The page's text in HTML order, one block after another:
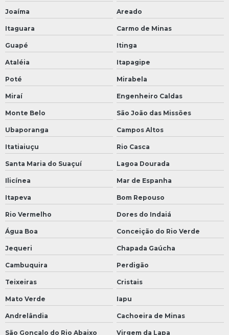
Joaíma Areado
Itaguara Carmo de Minas
Guapé Itinga
Ataléia Itapagipe
Poté Mirabela
Miraí Engenheiro Caldas
Monte Belo São João das Missões
Ubaporanga Campos Altos
Itatiaiuçu Rio Casca
Santa Maria do Suaçuí Lagoa Dourada
Ilicínea Mar de Espanha
Itapeva Bom Repouso
Rio Vermelho Dores do Indaiá
Água Boa Conceição do Rio Verde
Jequeri Chapada Gaúcha
Cambuquira Perdigão
Teixeiras Cristais
Mato Verde Iapu
Andrelândia Cachoeira de Minas
São Gonçalo do Rio Abaixo Virgem da Lapa